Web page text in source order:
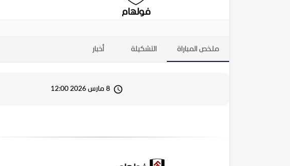
فولهام
ملخص المباراة التشكيلة أخبار
8 مارس 2026 12:00